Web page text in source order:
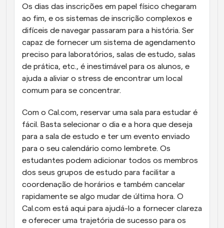
Os dias das inscrições em papel físico chegaram
ao fim, e os sistemas de inscrição complexos e
difíceis de navegar passaram para a história. Ser
capaz de fornecer um sistema de agendamento
preciso para laboratórios, salas de estudo, salas
de prática, etc., é inestimável para os alunos, e
ajuda a aliviar o stress de encontrar um local
comum para se concentrar.
Com o Cal.com, reservar uma sala para estudar é
fácil. Basta selecionar o dia e a hora que deseja
para a sala de estudo e ter um evento enviado
para o seu calendário como lembrete. Os
estudantes podem adicionar todos os membros
dos seus grupos de estudo para facilitar a
coordenação de horários e também cancelar
rapidamente se algo mudar de última hora. O
Cal.com está aqui para ajudá-lo a fornecer clareza
e oferecer uma trajetória de sucesso para os